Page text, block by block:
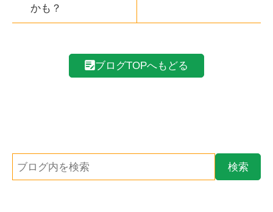
かも？
ブログTOPへもどる